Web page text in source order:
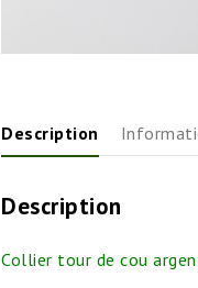
Description
Description
Collier tour de cou